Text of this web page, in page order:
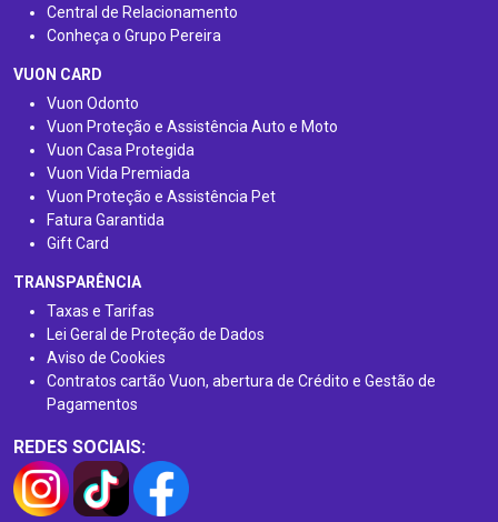
Central de Relacionamento
Conheça o Grupo Pereira
VUON CARD
Vuon Odonto
Vuon Proteção e Assistência Auto e Moto
Vuon Casa Protegida
Vuon Vida Premiada
Vuon Proteção e Assistência Pet
Fatura Garantida
Gift Card
TRANSPARÊNCIA
Taxas e Tarifas
Lei Geral de Proteção de Dados
Aviso de Cookies
Contratos cartão Vuon, abertura de Crédito e Gestão de
Pagamentos
REDES SOCIAIS: